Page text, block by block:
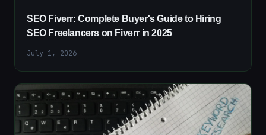
SEO Fiverr: Complete Buyer's Guide to Hiring
SEO Freelancers on Fiverr in 2025
July 1, 2026